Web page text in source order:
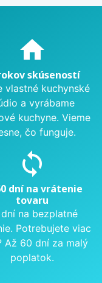
home
skúseností
vlastné kuchynské
a vyrábame
kuchyne. Vieme
čo funguje.
sync
dní na vrátenie
tovaru
na bezplatné
Potrebujete viac
Až 60 dní za malý
poplatok.